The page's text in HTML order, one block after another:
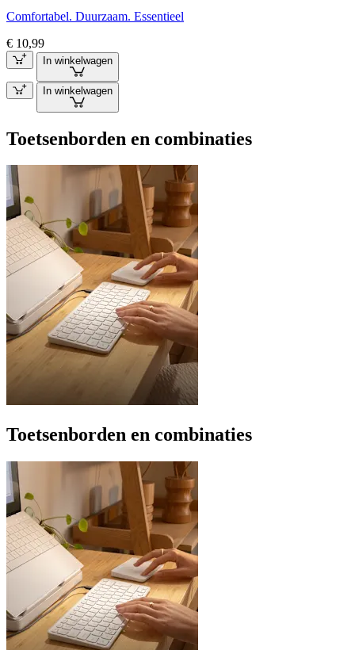
Comfortabel. Duurzaam. Essentieel
€ 10,99
In winkelwagen
In winkelwagen
Toetsenborden en combinaties
Toetsenborden en combinaties